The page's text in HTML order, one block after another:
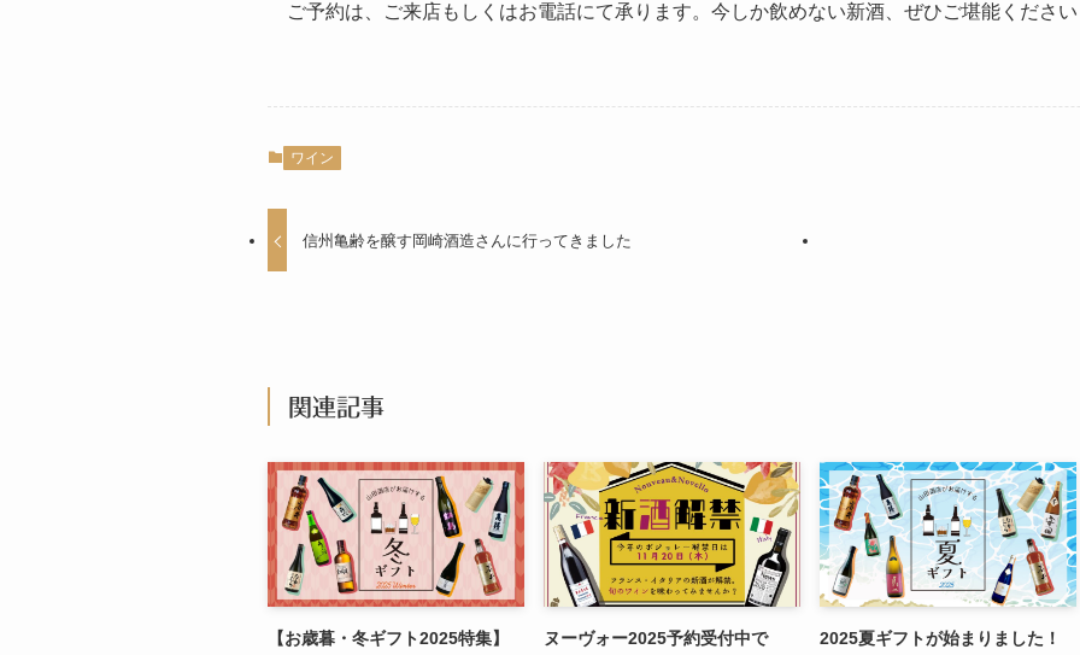
ご予約は、ご来店もしくはお電話にて承ります。今しか飲めない新酒、ぜひご堪能くださ
ワイン
信州亀齢を醸す岡崎酒造さんに行ってきました
関連記事
【お歳暮・冬ギフト2025特集】
ヌーヴォー2025予約受付中で
2025夏ギフトが始まりました！